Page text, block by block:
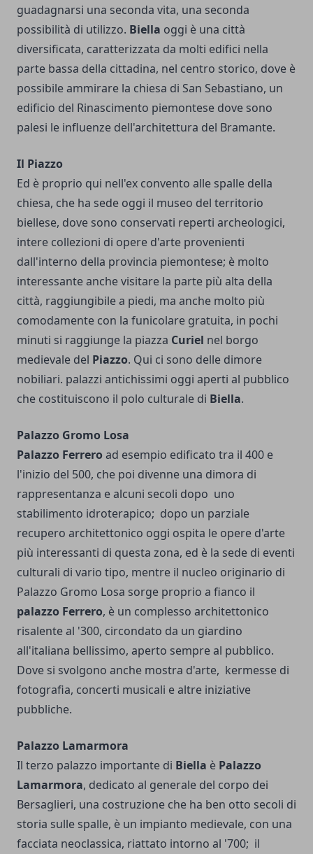
guadagnarsi una seconda vita, una seconda
possibilità di utilizzo. Biella oggi è una città
diversificata, caratterizzata da molti edifici nella
parte bassa della cittadina, nel centro storico, dove è
possibile ammirare la chiesa di San Sebastiano, un
edificio del Rinascimento piemontese dove sono
palesi le influenze dell'architettura del Bramante.
Il Piazzo
Ed è proprio qui nell'ex convento alle spalle della
chiesa, che ha sede oggi il museo del territorio
biellese, dove sono conservati reperti archeologici,
intere collezioni di opere d'arte provenienti
dall'interno della provincia piemontese; è molto
interessante anche visitare la parte più alta della
città, raggiungibile a piedi, ma anche molto più
comodamente con la funicolare gratuita, in pochi
minuti si raggiunge la piazza Curiel nel borgo
medievale del Piazzo. Qui ci sono delle dimore
nobiliari. palazzi antichissimi oggi aperti al pubblico
che costituiscono il polo culturale di Biella.
Palazzo Gromo Losa
Palazzo Ferrero ad esempio edificato tra il 400 e
l'inizio del 500, che poi divenne una dimora di
rappresentanza e alcuni secoli dopo uno
stabilimento idroterapico; dopo un parziale
recupero architettonico oggi ospita le opere d'arte
più interessanti di questa zona, ed è la sede di eventi
culturali di vario tipo, mentre il nucleo originario di
Palazzo Gromo Losa sorge proprio a fianco il
palazzo Ferrero, è un complesso architettonico
risalente al '300, circondato da un giardino
all'italiana bellissimo, aperto sempre al pubblico.
Dove si svolgono anche mostra d'arte, kermesse di
fotografia, concerti musicali e altre iniziative
pubbliche.
Palazzo Lamarmora
Il terzo palazzo importante di Biella è Palazzo
Lamarmora, dedicato al generale del corpo dei
Bersaglieri, una costruzione che ha ben otto secoli di
storia sulle spalle, è un impianto medievale, con una
facciata neoclassica, riattato intorno al '700; il